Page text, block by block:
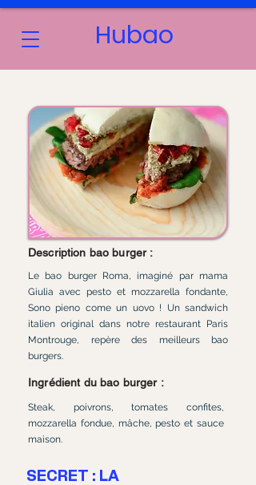
Hubao
Description bao burger :
Le bao burger Roma, imaginé par mama
Giulia avec pesto et mozzarella fondante,
Sono pieno come un uovo ! Un sandwich
italien original dans notre restaurant Paris
Montrouge, repère des meilleurs bao
burgers.
Ingrédient du bao burger :
Steak, poivrons, tomates confites,
mozzarella fondue, mâche, pesto et sauce
maison.
SECRET : LA